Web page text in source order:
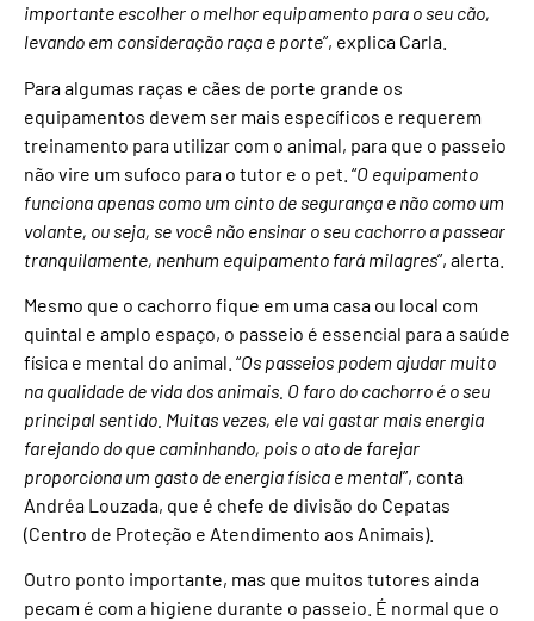
importante escolher o melhor equipamento para o seu cão,
levando em consideração raça e porte”, explica Carla.
Para algumas raças e cães de porte grande os
equipamentos devem ser mais específicos e requerem
treinamento para utilizar com o animal, para que o passeio
não vire um sufoco para o tutor e o pet. “O equipamento
funciona apenas como um cinto de segurança e não como um
volante, ou seja, se você não ensinar o seu cachorro a passear
tranquilamente, nenhum equipamento fará milagres”, alerta.
Mesmo que o cachorro fique em uma casa ou local com
quintal e amplo espaço, o passeio é essencial para a saúde
física e mental do animal. “Os passeios podem ajudar muito
na qualidade de vida dos animais. O faro do cachorro é o seu
principal sentido. Muitas vezes, ele vai gastar mais energia
farejando do que caminhando, pois o ato de farejar
proporciona um gasto de energia física e mental”, conta
Andréa Louzada, que é chefe de divisão do Cepatas
(Centro de Proteção e Atendimento aos Animais).
Outro ponto importante, mas que muitos tutores ainda
pecam é com a higiene durante o passeio. É normal que o